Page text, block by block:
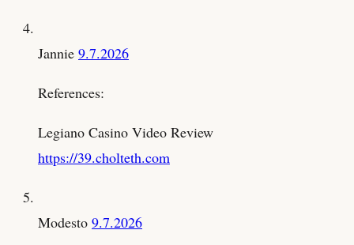
Jannie 9.7.2026
References:
Legiano Casino Video Review
https://39.cholteth.com
Modesto 9.7.2026